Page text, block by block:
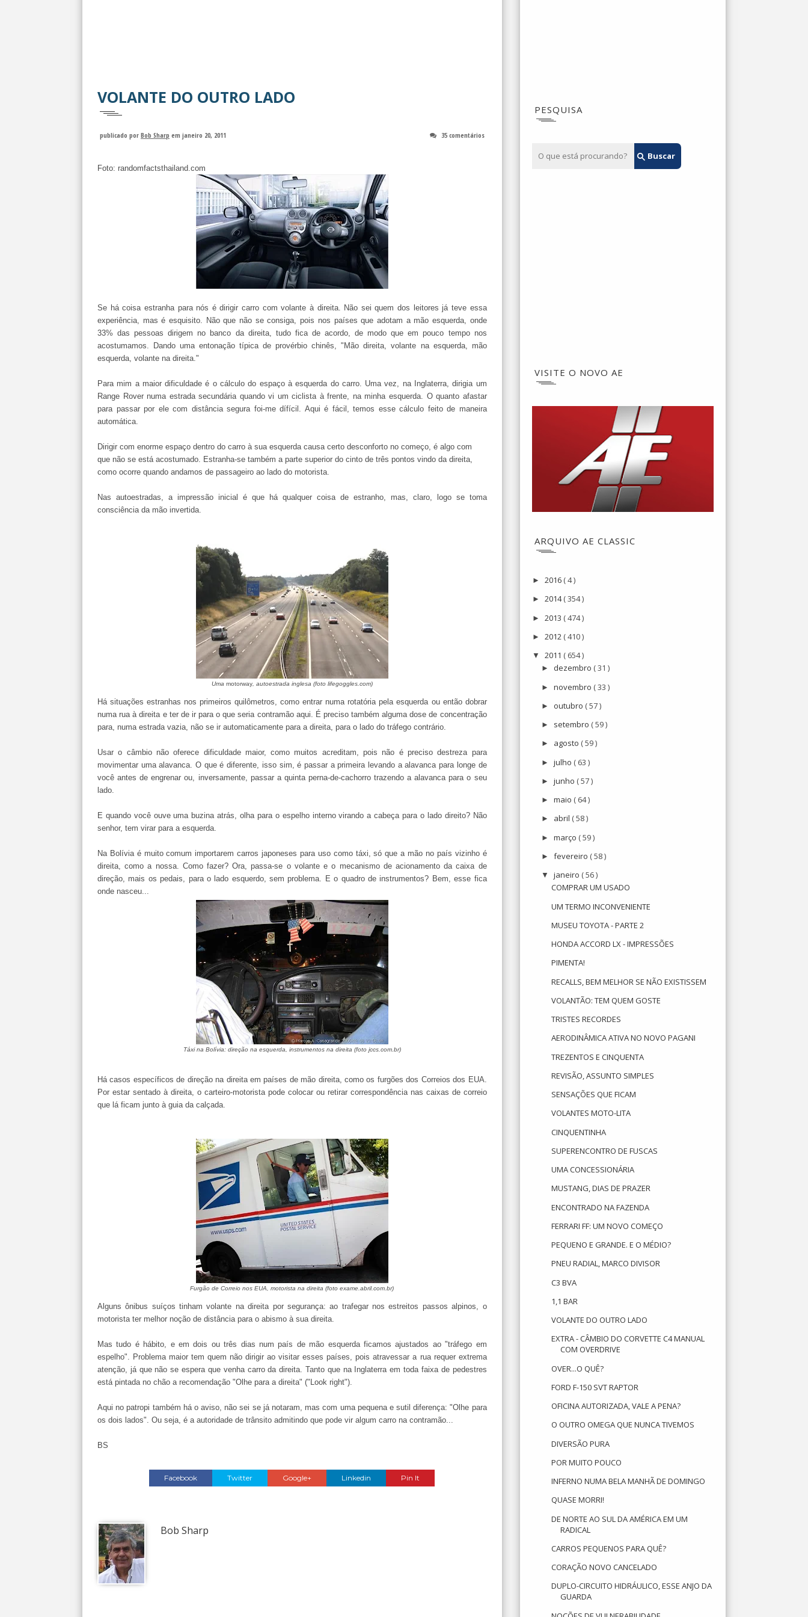
VOLANTE DO OUTRO LADO
publicado por Bob Sharp em janeiro 20, 2011 35 comentários
Foto: randomfactsthailand.com
Se há coisa estranha para nós é dirigir carro com volante à direita. Não sei quem dos leitores já teve essa
experiência, mas é esquisito. Não que não se consiga, pois nos países que adotam a mão esquerda, onde
33% das pessoas dirigem no banco da direita, tudo fica de acordo, de modo que em pouco tempo nos
acostumamos. Dando uma entonação típica de provérbio chinês, "Mão direita, volante na esquerda, mão
esquerda, volante na direita."
Para mim a maior dificuldade é o cálculo do espaço à esquerda do carro. Uma vez, na Inglaterra, dirigia um
Range Rover numa estrada secundária quando vi um ciclista à frente, na minha esquerda. O quanto afastar
para passar por ele com distância segura foi-me dífícil. Aqui é fácil, temos esse cálculo feito de maneira
automática.
Dirigir com enorme espaço dentro do carro à sua esquerda causa certo desconforto no começo, é algo com
que não se está acostumado. Estranha-se também a parte superior do cinto de três pontos vindo da direita,
como ocorre quando andamos de passageiro ao lado do motorista.
Nas autoestradas, a impressão inicial é que há qualquer coisa de estranho, mas, claro, logo se toma
consciência da mão invertida.
Uma motorway, autoestrada inglesa (foto lifegoggles.com)
Há situações estranhas nos primeiros quilômetros, como entrar numa rotatória pela esquerda ou então dobrar
numa rua à direita e ter de ir para o que seria contramão aqui. É preciso também alguma dose de concentração
para, numa estrada vazia, não se ir automaticamente para a direita, para o lado do tráfego contrário.
Usar o câmbio não oferece dificuldade maior, como muitos acreditam, pois não é preciso destreza para
movimentar uma alavanca. O que é diferente, isso sim, é passar a primeira levando a alavanca para longe de
você antes de engrenar ou, inversamente, passar a quinta perna-de-cachorro trazendo a alavanca para o seu
lado.
E quando você ouve uma buzina atrás, olha para o espelho interno virando a cabeça para o lado direito? Não
senhor, tem virar para a esquerda.
Na Bolívia é muito comum importarem carros japoneses para uso como táxi, só que a mão no país vizinho é
direita, como a nossa. Como fazer? Ora, passa-se o volante e o mecanismo de acionamento da caixa de
direção, mais os pedais, para o lado esquerdo, sem problema. E o quadro de instrumentos? Bem, esse fica
onde nasceu...
Táxi na Bolívia: direção na esquerda, instrumentos na direita (foto jccs.com.br)
Há casos específicos de direção na direita em países de mão direita, como os furgões dos Correios dos EUA.
Por estar sentado à direita, o carteiro-motorista pode colocar ou retirar correspondência nas caixas de correio
que lá ficam junto à guia da calçada.
Furgão de Correio nos EUA, motorista na direita (foto exame.abril.com.br)
Alguns ônibus suíços tinham volante na direita por segurança: ao trafegar nos estreitos passos alpinos, o
motorista ter melhor noção de distância para o abismo à sua direita.
Mas tudo é hábito, e em dois ou três dias num país de mão esquerda ficamos ajustados ao "tráfego em
espelho". Problema maior tem quem não dirigir ao visitar esses países, pois atravessar a rua requer extrema
atenção, já que não se espera que venha carro da direita. Tanto que na Inglaterra em toda faixa de pedestres
está pintada no chão a recomendação "Olhe para a direita" ("Look right").
Aqui no patropi também há o aviso, não sei se já notaram, mas com uma pequena e sutil diferença: "Olhe para
os dois lados". Ou seja, é a autoridade de trânsito admitindo que pode vir algum carro na contramão...
BS
Facebook Twitter Google+ Linkedin Pin It
Bob Sharp
PESQUISA
VISITE O NOVO AE
ARQUIVO AE CLASSIC
► 2016 ( 4 )
► 2014( 354 )
► 2013 ( 474 )
► 2012 ( 410 )
▼ 2011 ( 654 )
► dezembro ( 31 )
►novembro ( 33 )
► outubro ( 57 )
► setembro ( 59 )
► agosto ( 59 )
►julho ( 63 )
►junho ( 57 )
►maio ( 64 )
► abril ( 58 )
►março ( 59 )
►fevereiro ( 58 )
▼janeiro ( 56 )
COMPRAR UM USADO
UM TERMO INCONVENIENTE
MUSEU TOYOTA - PARTE 2
HONDA ACCORD LX - IMPRESSÕES
PIMENTA!
RECALLS, BEM MELHOR SE NÃO EXISTISSEM
VOLANTÃO: TEM QUEM GOSTE
TRISTES RECORDES
AERODINÂMICA ATIVA NO NOVO PAGANI
TREZENTOS E CINQUENTA
REVISÃO, ASSUNTO SIMPLES
SENSAÇÕES QUE FICAM
VOLANTES MOTO-LITA
CINQUENTINHA
SUPERENCONTRO DE FUSCAS
UMA CONCESSIONÁRIA
MUSTANG, DIAS DE PRAZER
ENCONTRADO NA FAZENDA
FERRARI FF: UM NOVO COMEÇO
PEQUENO E GRANDE. E O MÉDIO?
PNEU RADIAL, MARCO DIVISOR
C3 BVA
1,1 BAR
VOLANTE DO OUTRO LADO
EXTRA - CÂMBIO DO CORVETTE C4 MANUAL
COM OVERDRIVE
OVER...O QUÊ?
FORD F-150 SVT RAPTOR
OFICINA AUTORIZADA, VALE A PENA?
O OUTRO OMEGA QUE NUNCA TIVEMOS
DIVERSÃO PURA
POR MUITO POUCO
INFERNO NUMA BELA MANHÃ DE DOMINGO
QUASE MORRI!
DE NORTE AO SUL DA AMÉRICA EM UM
RADICAL
CARROS PEQUENOS PARA QUÊ?
CORAÇÃO NOVO CANCELADO
DUPLO-CIRCUITO HIDRÁULICO, ESSE ANJO DA
GUARDA